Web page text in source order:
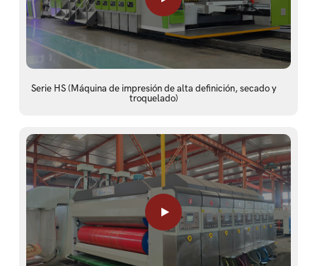
Serie HS (Máquina de impresión de alta definición, secado y
troquelado)